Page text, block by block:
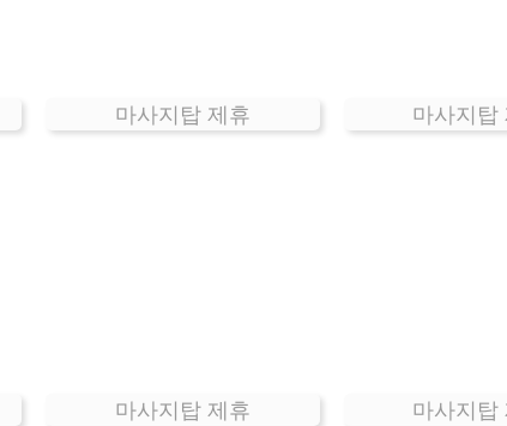
마사지탑 제휴 마사지탑
마사지탑 제휴 마사지탑